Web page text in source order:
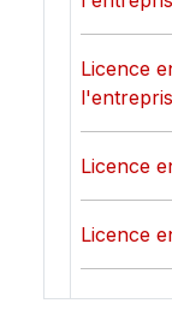
Licence
Licence
Licence